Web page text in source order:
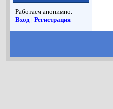
Работаем анонимно.
Вход |Регистрация